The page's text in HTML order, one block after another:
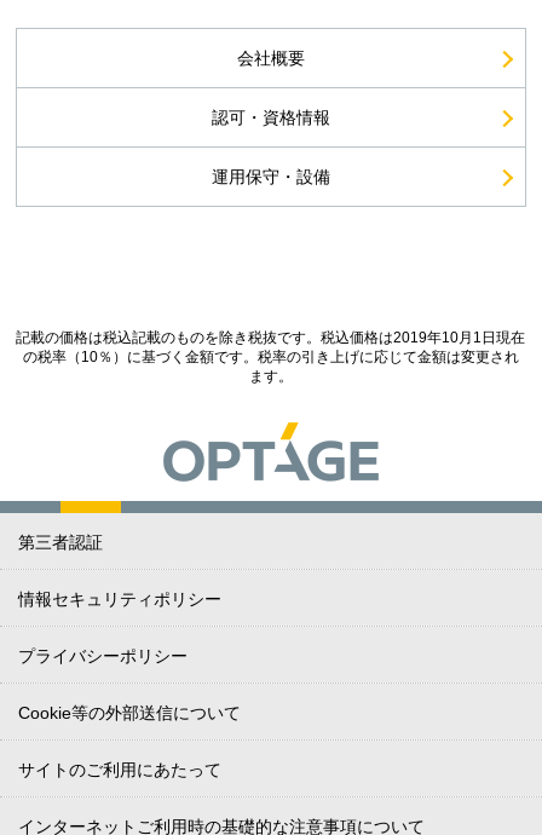
会社概要
認可・資格情報
運用保守・設備
記載の価格は税込記載のものを除き税抜です。税込価格は2019年10月1日現在
の税率（10％）に基づく金額です。税率の引き上げに応じて金額は変更され
ます。
第三者認証
情報セキュリティポリシー
プライバシーポリシー
Cookie等の外部送信について
サイトのご利用にあたって
インターネットご利用時の基礎的な注意事項について